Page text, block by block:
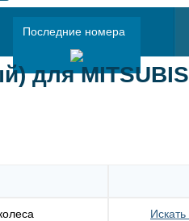
Последние номера
для